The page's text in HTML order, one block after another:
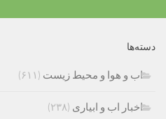
دسته‌ها
اب و هوا و محیط زیست (۶۱۱)
اخبار اب و ابیاری (۲۳۸)